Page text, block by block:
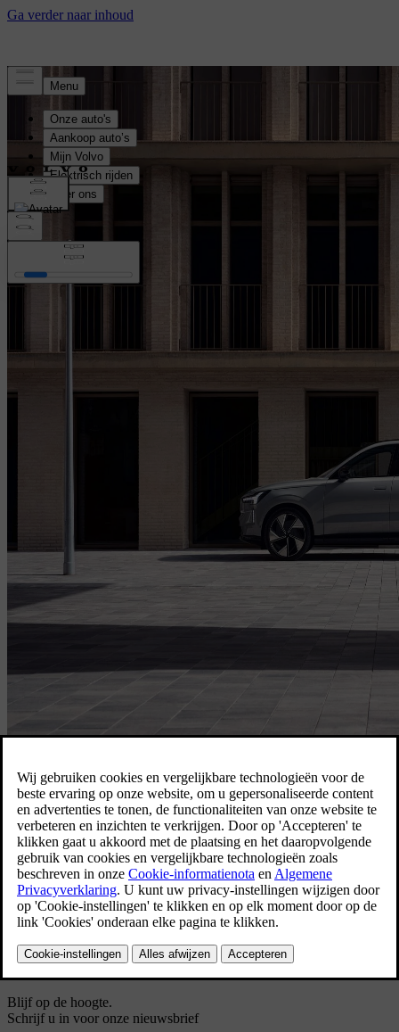
Log in om uw service in te
plannen
Vooraf ingevulde contactgegevens
Vooraf ingevulde VIN-gegevens (indien van
toepassing)
Sneller inplannen